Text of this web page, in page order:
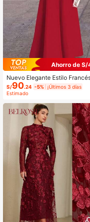
Ahorro de S/
Nuevo Elegante Estilo
queador Primavera, Verano y
Mangas de Linterna
r de Metal Cuello Pequeño de
ojo
S/90.24 -5% ¡Últimos 3 días
Estimado